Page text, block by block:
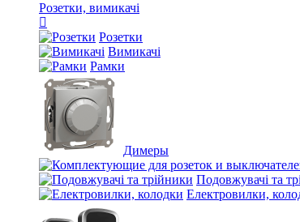
Розетки, вимикачі
Розетки
Вимикачі
Рамки
Димеры
Подовжувачі та
Електровилки,